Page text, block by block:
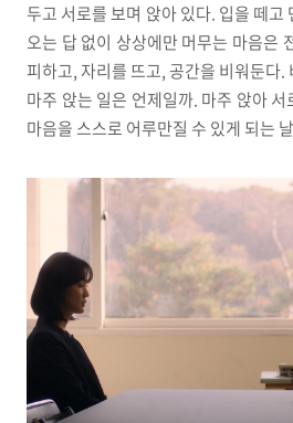
두고 서로를 보며 앉아 있다. 입을 떼고
오는 답 없이 상상에만 머무는 마음은
피하고, 자리를 뜨고, 공간을 비워둔다.
마주 앉는 일은 언제일까. 마주 앉아
마음을 스스로 어루만질 수 있게 되는